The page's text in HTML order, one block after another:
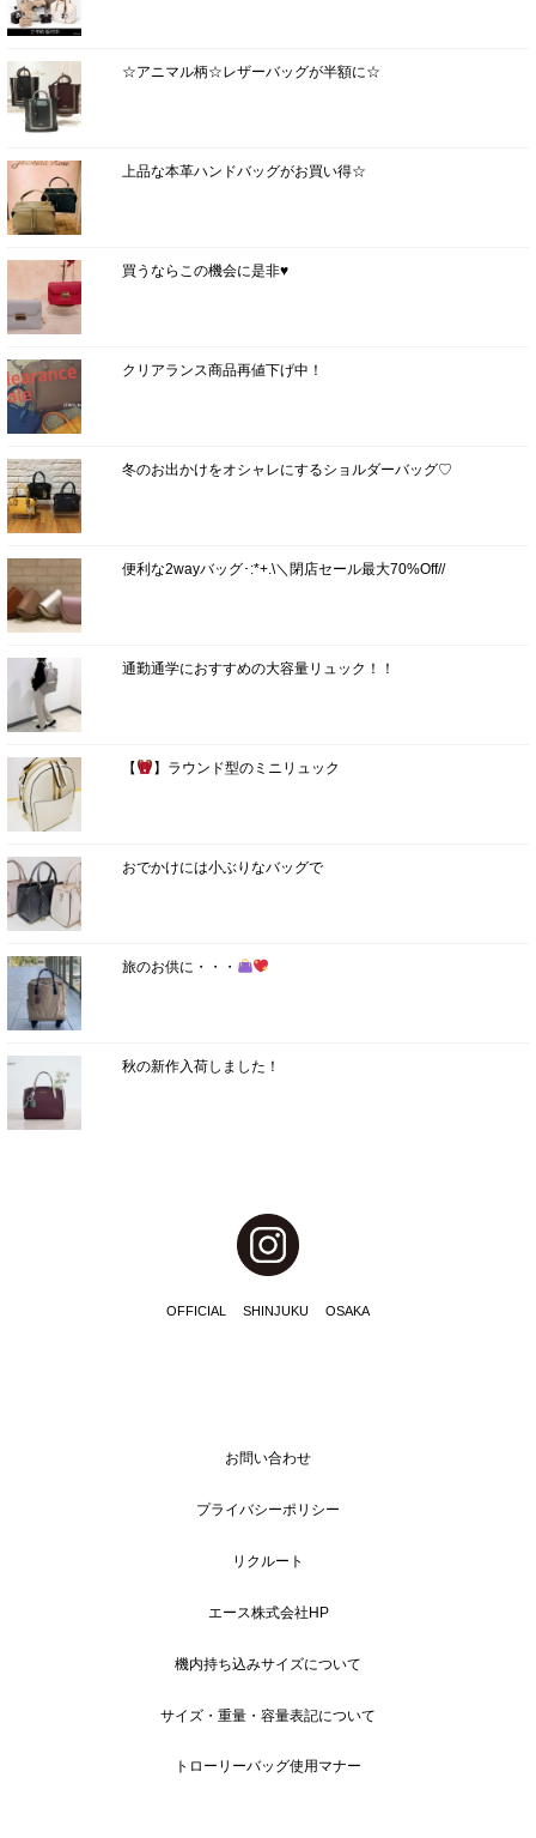
☆アニマル柄☆レザーバッグが半額に☆
上品な本革ハンドバッグがお買い得☆
買うならこの機会に是非♥
クリアランス商品再値下げ中！
冬のお出かけをオシャレにするショルダーバッグ♡
便利な2wayバッグ･:*+.\＼閉店セール最大70%Off//
通勤通学におすすめの大容量リュック！！
【 】ラウンド型のミニリュック
おでかけには小ぶりなバッグで
旅のお供に・・・
秋の新作入荷しました！
OFFICIAL SHINJUKU OSAKA
お問い合わせ
プライバシーポリシー
リクルート
エース株式会社HP
機内持ち込みサイズについて
サイズ・重量・容量表記について
トローリーバッグ使用マナー